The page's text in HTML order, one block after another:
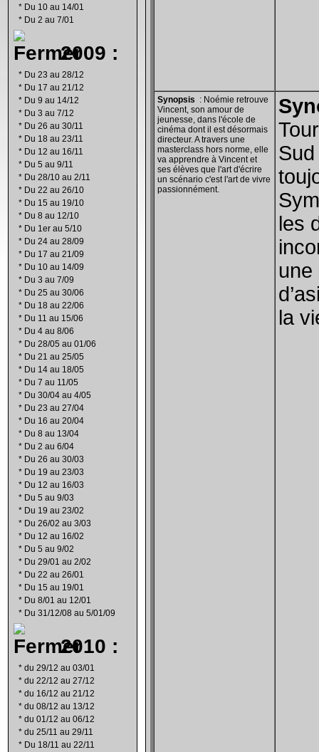
* Du 10 au 14/01
* Du 2 au 7/01
2009 :
* Du 23 au 28/12
* Du 17 au 21/12
* Du 9 au 14/12
* Du 3 au 7/12
* Du 26 au 30/11
* Du 18 au 23/11
* Du 12 au 16/11
* Du 5 au 9/11
* Du 28/10 au 2/11
* Du 22 au 26/10
* Du 15 au 19/10
* Du 8 au 12/10
* Du 1er au 5/10
* Du 24 au 28/09
* Du 17 au 21/09
* Du 10 au 14/09
* Du 3 au 7/09
* Du 25 au 30/06
* Du 18 au 22/06
* Du 11 au 15/06
* Du 4 au 8/06
* Du 28/05 au 01/06
* Du 21 au 25/05
* Du 14 au 18/05
* Du 7 au 11/05
* Du 30/04 au 4/05
* Du 23 au 27/04
* Du 16 au 20/04
* Du 8 au 13/04
* Du 2 au 6/04
* Du 26 au 30/03
* Du 19 au 23/03
* Du 12 au 16/03
* Du 5 au 9/03
* Du 19 au 23/02
* Du 26/02 au 3/03
* Du 12 au 16/02
* Du 5 au 9/02
* Du 29/01 au 2/02
* Du 22 au 26/01
* Du 15 au 19/01
* Du 8/01 au 12/01
* Du 31/12/08 au 5/01/09
2010 :
* du 29/12 au 03/01
* du 22/12 au 27/12
* du 16/12 au 21/12
* du 08/12 au 13/12
* du 01/12 au 06/12
* du 25/11 au 29/11
* Du 18/11 au 22/11
Synopsis : Noémie retrouve
Vincent, son amour de
jeunesse, dans l'école de
cinéma dont il est désormais
directeur. A travers une
masterclass hors norme, elle
va apprendre à Vincent et
ses élèves que l'art d'écrire
un scénario c'est l'art de vivre
passionnément.
les
une
la